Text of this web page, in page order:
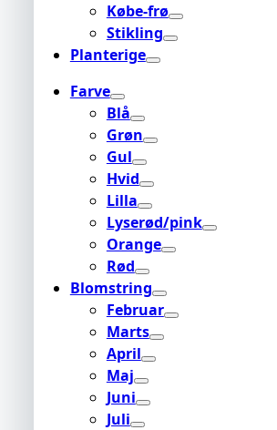
Købe-frø
Stikling
Planterige
Farve
Blå
Grøn
Gul
Hvid
Lilla
Lyserød/pink
Orange
Rød
Blomstring
Februar
Marts
April
Maj
Juni
Juli